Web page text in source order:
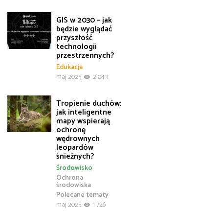
GIS w 2030 – jak
będzie wyglądać
przyszłość
technologii
przestrzennych?
Edukacja
maj 2025
2 043
Tropienie duchów:
jak inteligentne
mapy wspierają
ochronę
wędrownych
leopardów
śnieżnych?
Ochrona
środowiska
Polecane tematy
Środowisko
maj 2025 1 726